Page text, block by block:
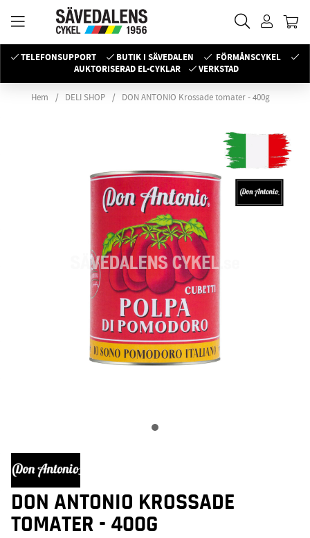
TELEFONSUPPORT BUTIK I SÄVEDALEN
FÖRMÅNSCYKEL
AUKTORISERAD EL-CYKLAR
VERKSTAD
Hem DELI SHOP DON ANTONIO Krossade tomater - 400g
DON ANTONIO KROSSADE
TOMATER - 400G